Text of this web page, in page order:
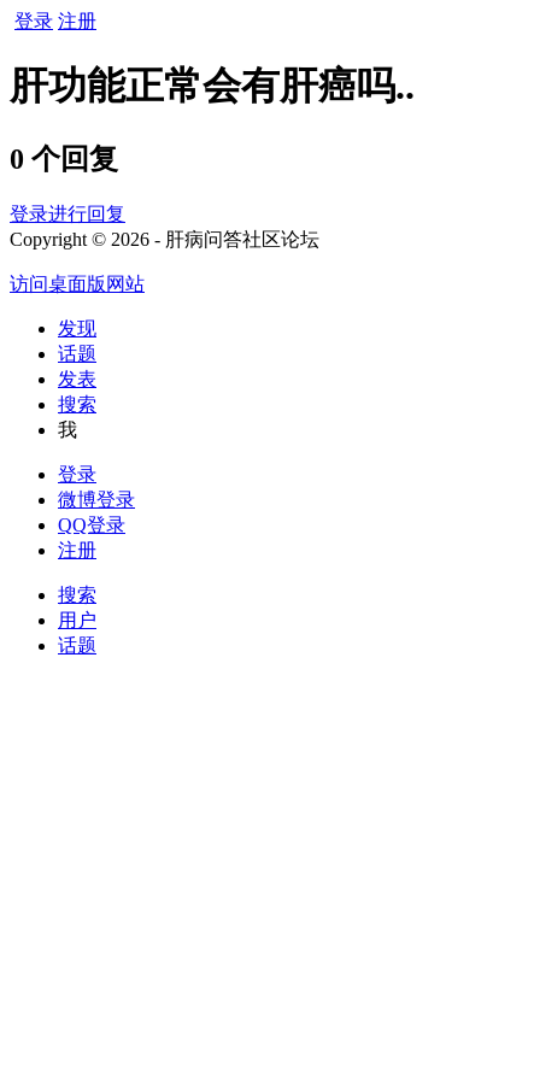
登录 注册
肝功能正常会有肝癌吗..
0 个回复
登录进行回复
Copyright © 2026 - 肝病问答社区论坛
访问桌面版网站
发现
话题
发表
搜索
我
登录
微博登录
QQ登录
注册
搜索
用户
话题